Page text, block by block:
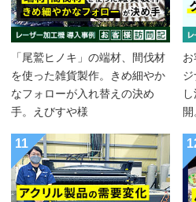
「尾鷲ヒノキ」の端材、間伐材
を使った雑貨製作。きめ細やか
なフォローが入れ替えの決め
手。えびすや様
11